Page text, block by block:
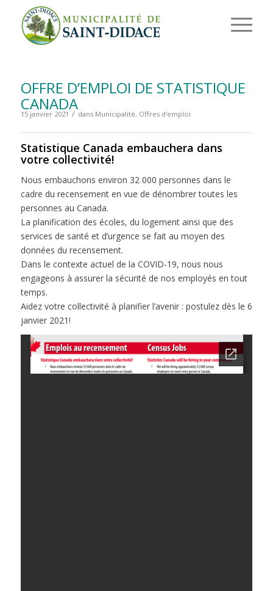
OFFRE D’EMPLOI DE STATISTIQUE
CANADA
15 janvier 2021 / dans Municipalité, Offres d'emploi
Statistique Canada embauchera dans
votre collectivité!
Nous embauchons environ 32 000 personnes dans le
cadre du recensement en vue de dénombrer toutes les
personnes au Canada.
La planification des écoles, du logement ainsi que des
services de santé et d’urgence se fait au moyen des
données du recensement.
Dans le contexte actuel de la COVID-19, nous nous
engageons à assurer la sécurité de nos employés en tout
temps.
Aidez votre collectivité à planifier l’avenir : postulez dès le 6
janvier 2021!